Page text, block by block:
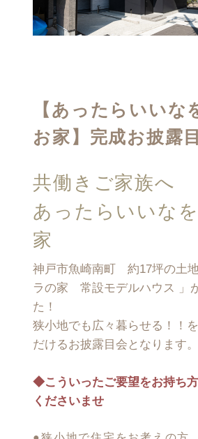
【あったらいいな
お家】完成お披露
共働きご家族へ
あったらいいな
家
神戸市魚崎南町 約17坪の土
ラの家 常設モデルハウス 」
た！
狭小地でも広々暮らせる！！
だけるお披露目会となります。
◆こういったご要望をお持ち
くださいませ